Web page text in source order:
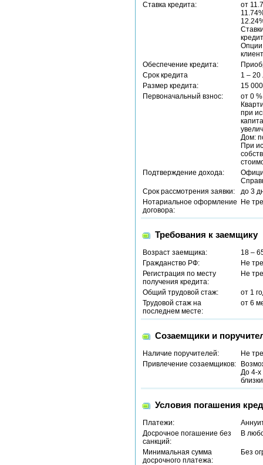
Ставка кредита:
от
Опции
Обеспечение кредита:
Срок кредита
1 – 20
Размер кредита:
15
Первоначальный взнос:
от 0 %
при
Дом:
При
Подтверждение дохода:
Срок рассмотрения заявки:
до 3
Нотариальное оформление
договора:
Не
Требования к заемщику
Возраст заемщика:
18 –
Гражданство РФ:
Не
Регистрация по месту
получения кредита:
Не
Общий трудовой стаж:
от 1
Трудовой стаж на
последнем месте:
от 6
Созаемщики и
Наличие поручителей:
Не
Привлечение созаемщиков:
До 4-х
Условия погашения
Платежи:
Досрочное погашение без
санкций:
В
Минимальная сумма
досрочного платежа:
Без